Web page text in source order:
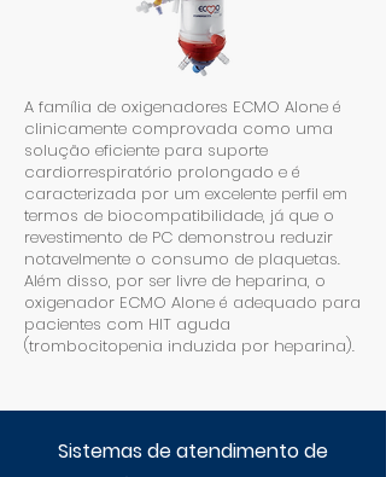
A família de oxigenadores ECMO Alone é
clinicamente comprovada como uma
solução eficiente para suporte
cardiorrespiratório prolongado e é
caracterizada por um excelente perfil em
termos de biocompatibilidade, já que o
revestimento de PC demonstrou reduzir
notavelmente o consumo de plaquetas.
Além disso, por ser livre de heparina, o
oxigenador ECMO Alone é adequado para
pacientes com HIT aguda
(trombocitopenia induzida por heparina).
Sistemas de atendimento de